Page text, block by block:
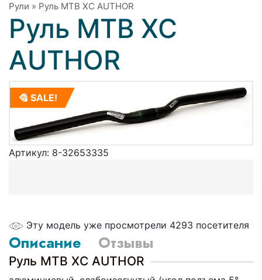
Рули » Руль МТВ XC AUTHOR
Руль МТВ XC
AUTHOR
SALE!
Артикул: 8-32653335
Эту модель уже просмотрели 4293 посетителя
Описание Отзывы
Руль МТВ XC AUTHOR